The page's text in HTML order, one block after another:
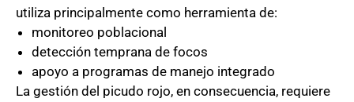
utiliza principalmente como herramienta de:
monitoreo poblacional
detección temprana de focos
apoyo a programas de manejo integrado
La gestión del picudo rojo, en consecuencia, requiere